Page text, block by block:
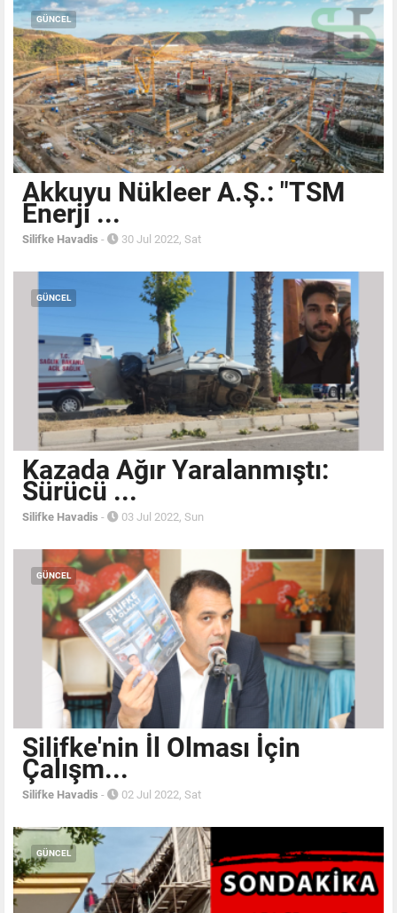
GÜNCEL
Akkuyu Nükleer A.Ş.: "TSM
Enerji ...
Silifke Havadis - 30 Jul 2022, Sat
GÜNCEL
Kazada Ağır Yaralanmıştı:
Sürücü ...
Silifke Havadis - 03 Jul 2022, Sun
GÜNCEL
Silifke'nin İl Olması İçin
Çalışm...
Silifke Havadis - 02 Jul 2022, Sat
GÜNCEL